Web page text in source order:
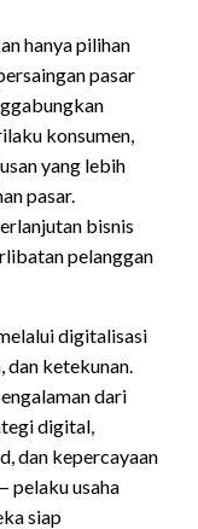
hanya pilihan
pasar
konsumen,
yang lebih
pasar.
bisnis
pelanggan
digitalisasi
ketekunan.
dari
digital,
dan kepercayaan
pelaku usaha
siap